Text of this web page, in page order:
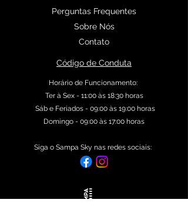
Perguntas Frequentes
Sobre Nós
Contato
Código de Conduta
Horário de Funcionamento:
Ter à Sex - 11:00 às 18:30 horas
Sáb e Feriados - 09:00 às 19:00 horas
Domingo - 09:00 às 17:00 horas
Siga o Sampa Sky nas redes sociais: